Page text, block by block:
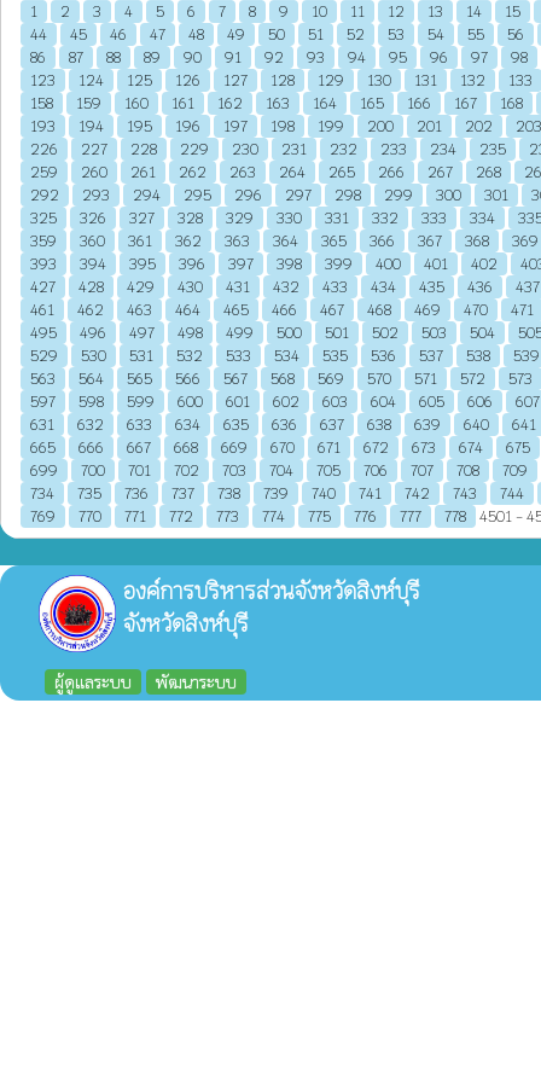
1 2 3 4 5 6 7 8 9 10 11 12 13 14
15
44
45 46 47 48 49 50 51 52 53 54 55
56
86
87 88 89 90 91 92 93 94 95 96 97
98
123
124 125 126 127 128 129 130 131 132
133
158
159 160 161 162 163 164 165 166 167
168
193
194 195 196 197 198 199 200 201 202
203
226
227 228 229 230 231 232 233 234 235
259
260 261 262 263 264 265 266 267 268
292
293 294 295 296 297 298 299 300 301
325
326 327 328 329 330 331 332 333 334
359
360 361 362 363 364 365 366 367 368
369
393
394 395 396 397 398 399 400 401 402
427
428 429 430 431 432 433 434 435 436
437
461
462 463 464 465 466 467 468 469 470
471
495
496 497 498 499 500 501 502 503 504
529
530 531 532 533 534 535 536 537 538
539
563
564 565 566 567 568 569 570 571 572
573
597
598 599 600 601 602 603 604 605 606
607
631
632 633 634 635 636 637 638 639 640
641
665
666 667 668 669 670 671 672 673 674
675
699
700 701 702 703 704 705 706 707 708
709
734
735 736 737 738 739 740 741 742 743
744
769
770 771 772 773 774 775 776 777 778 4501 -
องค์การบริหารส่วนจังหวัดสิงห์บุรี
จังหวัดสิงห์บุรี
ผู้ดูแลระบบ พัฒนาระบบ